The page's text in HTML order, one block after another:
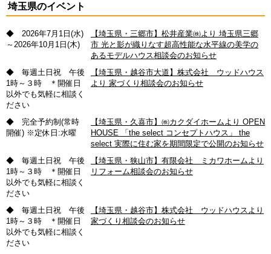
埼玉県のイベント
◆ 2026年7月1日(水)
～2026年10月1日(木)
【埼玉県・三郷市】松井産業㈱より 埼玉県三郷
市 光と影が織りなす超高性能な水平線の美学の
あるモデルハウス相談会のお知らせ
◆ 毎週土日祝 午後
1時～３時 ＊開催日
以外でも気軽に相談く
ださい
【埼玉県・越谷市大道】株式会社 ウッドハウス
より 家づくり相談会のお知らせ
◆ 完全予約制(常時
開催) ※定休日:水曜
【埼玉県・久喜市】㈱カクダイホームより OPEN
HOUSE 「the select コンセプトハウス」 the
select 実際に住む家を期間限定で公開のお知らせ
◆ 毎週土日祝 午後
1時～３時 ＊開催日
以外でも気軽に相談く
ださい
【埼玉県・狭山市】有限会社 ミカワホームより
リフォーム相談会のお知らせ
◆ 毎週土日祝 午後
1時～３時 ＊開催日
以外でも気軽に相談く
ださい
【埼玉県・越谷市】株式会社 ウッドハウスより
家づくり相談会のお知らせ